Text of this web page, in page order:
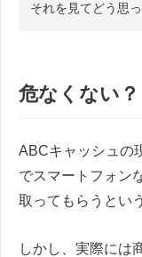
それを見てどう思
危なくない？
ABCキャッシュの
でスマートフォン
取ってもらうとい
しかし、実際には